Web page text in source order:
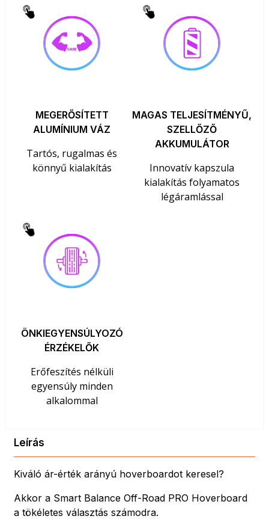
MEGERŐSÍTETT
ALUMÍNIUM VÁZ
Tartós, rugalmas és
könnyű kialakítás
MAGAS TELJESÍTMÉNYŰ,
SZELLŐZŐ
AKKUMULÁTOR
Innovatív kapszula
kialakítás folyamatos
légáramlással
ÖNKIEGYENSÚLYOZÓ
ÉRZÉKELŐK
Erőfeszítés nélküli
egyensúly minden
alkalommal
Leírás
Kiváló ár-érték arányú hoverboardot keresel?
Akkor a Smart Balance Off-Road PRO Hoverboard
a tökéletes választás számodra.